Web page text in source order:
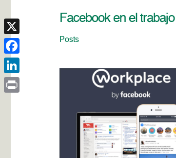
Facebook en el trabajo
Posts
X
Facebook
LinkedIn